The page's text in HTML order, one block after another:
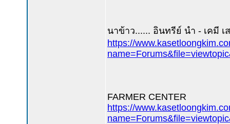
นาข้าว...... อินทรีย์ นำ - เคมี
https://
FARMER CENTER
https://